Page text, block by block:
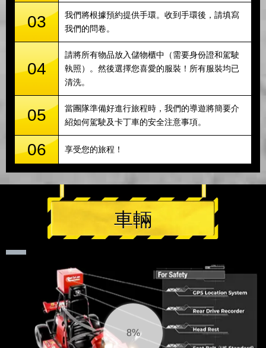
03
我們將根據預約提供手環。收到手環後，請填寫
我們的問卷。
04
請將所有物品放入儲物櫃中（需要身份證和駕駛
執照）。然後選擇您喜愛的服裝！所有服裝均已
清洗。
05
當團隊準備好進行旅程時，我們的導遊將簡要介
紹如何駕駛及卡丁車的安全注意事項。
06 享受您的旅程！
車輛
8%